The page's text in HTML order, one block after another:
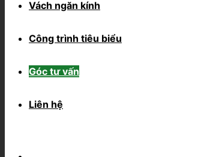
Vách ngăn kính
Công trình tiêu biểu
Góc tư vấn
Liên hệ